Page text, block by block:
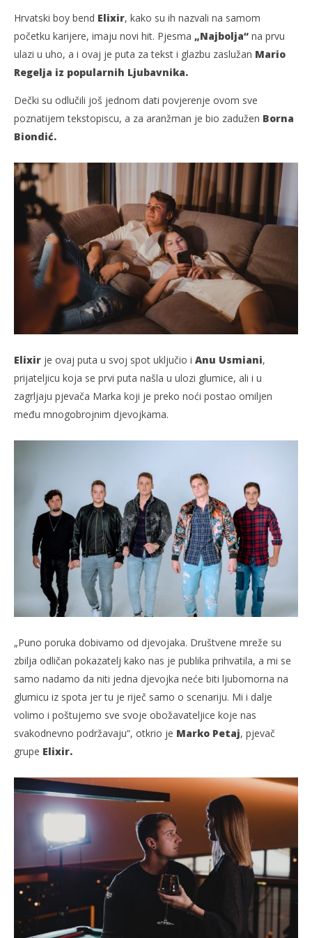
Hrvatski boy bend Elixir, kako su ih nazvali na samom
početku karijere, imaju novi hit. Pjesma „Najbolja“ na prvu
ulazi u uho, a i ovaj je puta za tekst i glazbu zaslužan Mario
Regelja iz popularnih Ljubavnika.
Dečki su odlučili još jednom dati povjerenje ovom sve
poznatijem tekstopiscu, a za aranžman je bio zadužen Borna
Biondić.
Elixir je ovaj puta u svoj spot uključio i Anu Usmiani,
prijateljicu koja se prvi puta našla u ulozi glumice, ali i u
zagrljaju pjevača Marka koji je preko noći postao omiljen
među mnogobrojnim djevojkama.
„Puno poruka dobivamo od djevojaka. Društvene mreže su
zbilja odličan pokazatelj kako nas je publika prihvatila, a mi se
samo nadamo da niti jedna djevojka neće biti ljubomorna na
glumicu iz spota jer tu je riječ samo o scenariju. Mi i dalje
volimo i poštujemo sve svoje obožavateljice koje nas
svakodnevno podržavaju“, otkrio je Marko Petaj, pjevač
grupe Elixir.